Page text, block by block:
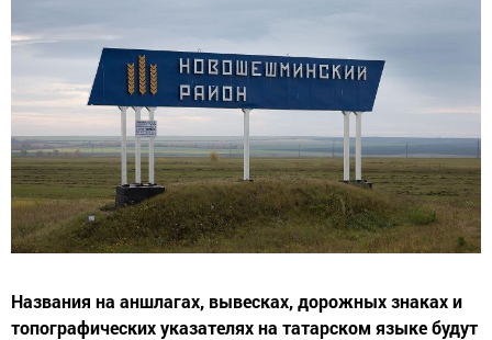
Названия на аншлагах, вывесках, дорожных знаках и
топографических указателях на татарском языке будут